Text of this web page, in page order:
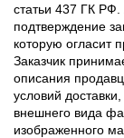
статьи 437 ГК РФ.
подтверждение
которую огласит
Заказчик
описания
условий
внешнего вида
изображенного